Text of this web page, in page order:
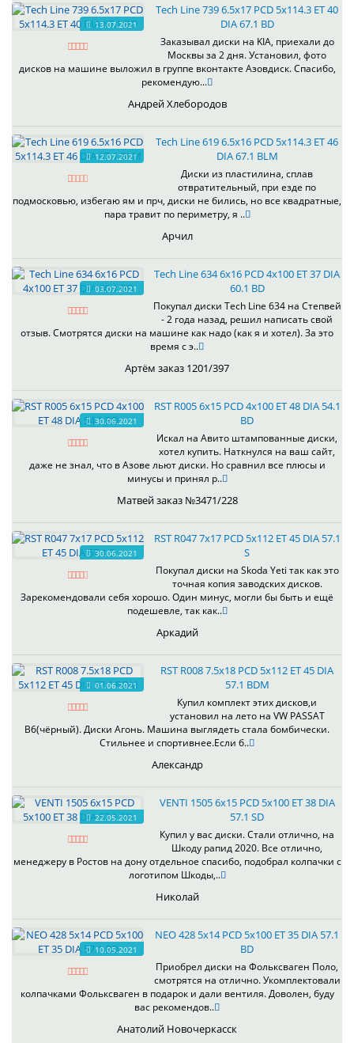
13.07.2021
Tech Line 739 6.5x17 PCD 5x114.3 ET 40
DIA 67.1 BD
Заказывал диски на KIA, приехали до
Москвы за 2 дня. Установил, фото
дисков на машине выложил в группе вконтакте Азовдиск. Спасибо,
рекомендую...
Андрей Хлебородов
12.07.2021
Tech Line 619 6.5x16 PCD 5x114.3 ET 46
DIA 67.1 BLM
Диски из пластилина, сплав
отвратительный, при езде по
подмосковью, избегаю ям и прч, диски не бились, но все квадратные,
пара травит по периметру, я ..
Арчил
03.07.2021
Tech Line 634 6x16 PCD 4x100 ET 37 DIA
60.1 BD
Покупал диски Tech Line 634 на Степвей
- 2 года назад, решил написать свой
отзыв. Смотрятся диски на машине как надо (как я и хотел). За это
время с э..
Артём заказ 1201/397
30.06.2021
RST R005 6x15 PCD 4x100 ET 48 DIA 54.1
BD
Искал на Авито штампованные диски,
хотел купить. Наткнулся на ваш сайт,
даже не знал, что в Азове льют диски. Но сравнил все плюсы и
минусы и принял р..
Матвей заказ №3471/228
30.06.2021
RST R047 7x17 PCD 5x112 ET 45 DIA 57.1
S
Покупал диски на Skoda Yeti так как это
точная копия заводских дисков.
Зарекомендовали себя хорошо. Один минус, могли бы быть и ещё
подешевле, так как..
Аркадий
01.06.2021
RST R008 7.5x18 PCD 5x112 ET 45 DIA
57.1 BDM
Купил комплект этих дисков,и
установил на лето на VW PASSAT
B6(чёрный). Диски Агонь. Машина выглядеть стала бомбически.
Стильнее и спортивнее.Если б..
Александр
22.05.2021
VENTI 1505 6x15 PCD 5x100 ET 38 DIA
57.1 SD
Купил у вас диски. Стали отлично, на
Шкоду рапид 2020. Все отлично,
менеджеру в Ростов на дону отдельное спасибо, подобрал колпачки с
логотипом Шкоды,..
Николай
10.05.2021
NEO 428 5x14 PCD 5x100 ET 35 DIA 57.1
BD
Приобрел диски на Фольксваген Поло,
смотрятся на отлично. Укомплектовали
колпачками Фольксваген в подарок и дали вентиля. Доволен, буду
вас рекомендов..
Анатолий Новочеркасск